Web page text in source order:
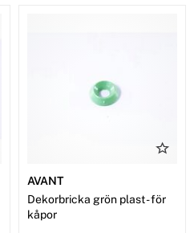
AVANT
Dekorbricka grön plast - för
kåpor